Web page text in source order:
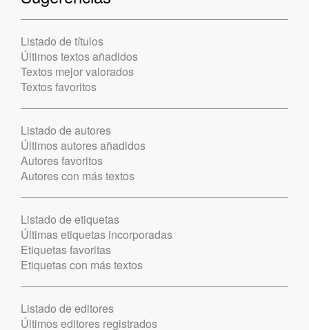
Listado de títulos
Últimos textos añadidos
Textos mejor valorados
Textos favoritos
Listado de autores
Últimos autores añadidos
Autores favoritos
Autores con más textos
Listado de etiquetas
Últimas etiquetas incorporadas
Etiquetas favoritas
Etiquetas con más textos
Listado de editores
Últimos editores registrados